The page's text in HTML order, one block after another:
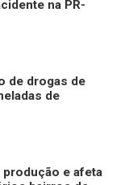
na PR-
de drogas de
de
e afeta